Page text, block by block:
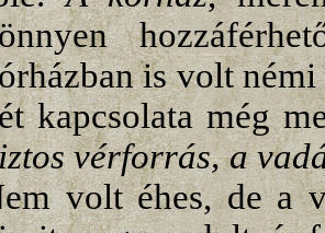
is volt
kapcsolata még
vérforrás, a
volt éhes, de a